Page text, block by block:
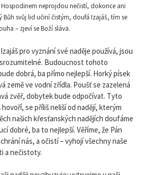
neprojdou nečistí, dokonce ani
svůj lid učiní čistým, doufá Izajáš, tím se
– zjeví se Boží sláva.
pro vyznání své naděje používá, jsou
Budoucnost tohoto
dobrá, ba přímo nejlepší. Horký písek
země ve vodní zřídla. Poušť se zazelená
zvěř, dobytek bude odpočívat. Tyto
se příliš neliší od nadějí, kterým
našich křesťanských nadějích doufáme
dobré, ba to nejlepší. Věříme, že Pán
nás, a očistí – vyhojí všechny naše
a nečistoty.